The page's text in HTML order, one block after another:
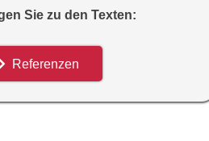
Sie zu den Texten:
Referenzen